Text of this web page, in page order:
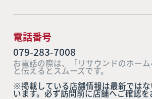
電話番号
079-283-7008
お電話の際は、「リサウンドのホーム
と伝えるとスムーズです。
※掲載している店舗情報は最新では
います。必ず訪問前に店舗へご確認